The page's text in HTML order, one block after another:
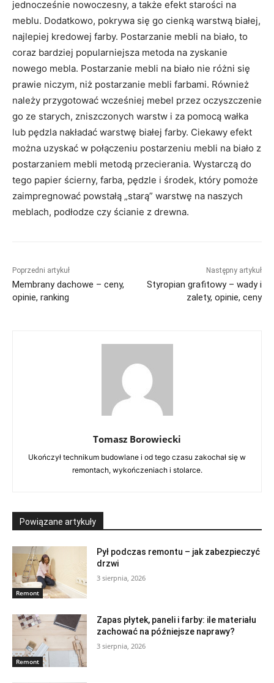
jednocześnie nowoczesny, a także efekt starości na
meblu. Dodatkowo, pokrywa się go cienką warstwą białej,
najlepiej kredowej farby. Postarzanie mebli na biało, to
coraz bardziej popularniejsza metoda na zyskanie
nowego mebla. Postarzanie mebli na biało nie różni się
prawie niczym, niż postarzanie mebli farbami. Również
należy przygotować wcześniej mebel przez oczyszczenie
go ze starych, zniszczonych warstw i za pomocą wałka
lub pędzla nakładać warstwę białej farby. Ciekawy efekt
można uzyskać w połączeniu postarzeniu mebli na biało z
postarzaniem mebli metodą przecierania. Wystarczą do
tego papier ścierny, farba, pędzle i środek, który pomoże
zaimpregnować powstałą „starą” warstwę na naszych
meblach, podłodze czy ścianie z drewna.
Poprzedni artykuł
Membrany dachowe – ceny,
opinie, ranking
Następny artykuł
Styropian grafitowy – wady i
zalety, opinie, ceny
Tomasz Borowiecki
Ukończył technikum budowlane i od tego czasu zakochał się w
remontach, wykończeniach i stolarce.
Powiązane artykuły
Remont
Pył podczas remontu – jak zabezpieczyć
drzwi
3 sierpnia, 2026
Remont
Zapas płytek, paneli i farby: ile materiału
zachować na późniejsze naprawy?
3 sierpnia, 2026